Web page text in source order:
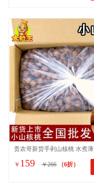
贵农哥新货手剥山核桃 水煮
桃散装干果坚果炒货零食
￥ 159 ￥266 （6折）